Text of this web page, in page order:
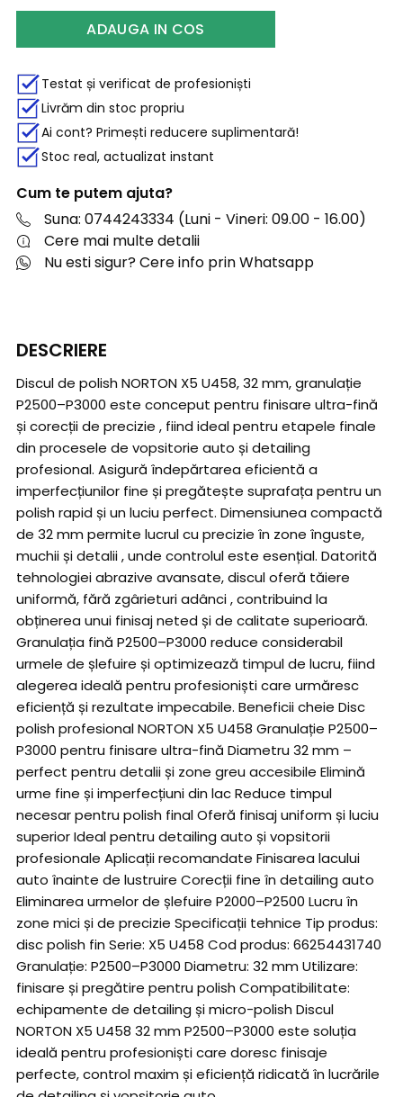
ADAUGA IN COS
Testat și verificat de profesioniști
Livrăm din stoc propriu
Ai cont? Primești reducere suplimentară!
Stoc real, actualizat instant
Cum te putem ajuta?
Suna: 0744243334 (Luni - Vineri: 09.00 - 16.00)
Cere mai multe detalii
Nu esti sigur? Cere info prin Whatsapp
DESCRIERE
Discul de polish NORTON X5 U458, 32 mm, granulație
P2500–P3000 este conceput pentru finisare ultra-fină
și corecții de precizie , fiind ideal pentru etapele finale
din procesele de vopsitorie auto și detailing
profesional. Asigură îndepărtarea eficientă a
imperfecțiunilor fine și pregătește suprafața pentru un
polish rapid și un luciu perfect. Dimensiunea compactă
de 32 mm permite lucrul cu precizie în zone înguste,
muchii și detalii , unde controlul este esențial. Datorită
tehnologiei abrazive avansate, discul oferă tăiere
uniformă, fără zgârieturi adânci , contribuind la
obținerea unui finisaj neted și de calitate superioară.
Granulația fină P2500–P3000 reduce considerabil
urmele de șlefuire și optimizează timpul de lucru, fiind
alegerea ideală pentru profesioniști care urmăresc
eficiență și rezultate impecabile. Beneficii cheie Disc
polish profesional NORTON X5 U458 Granulație P2500–
P3000 pentru finisare ultra-fină Diametru 32 mm –
perfect pentru detalii și zone greu accesibile Elimină
urme fine și imperfecțiuni din lac Reduce timpul
necesar pentru polish final Oferă finisaj uniform și luciu
superior Ideal pentru detailing auto și vopsitorii
profesionale Aplicații recomandate Finisarea lacului
auto înainte de lustruire Corecții fine în detailing auto
Eliminarea urmelor de șlefuire P2000–P2500 Lucru în
zone mici și de precizie Specificații tehnice Tip produs:
disc polish fin Serie: X5 U458 Cod produs: 66254431740
Granulație: P2500–P3000 Diametru: 32 mm Utilizare:
finisare și pregătire pentru polish Compatibilitate:
echipamente de detailing și micro-polish Discul
NORTON X5 U458 32 mm P2500–P3000 este soluția
ideală pentru profesioniști care doresc finisaje
perfecte, control maxim și eficiență ridicată în lucrările